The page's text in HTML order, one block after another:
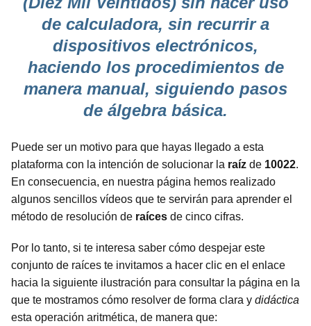
de calculadora, sin recurrir a
dispositivos electrónicos,
haciendo los procedimientos de
manera manual, siguiendo pasos
de álgebra básica.
Puede ser un motivo para que hayas llegado a esta
plataforma con la intención de solucionar la raíz de 10022.
En consecuencia, en nuestra página hemos realizado
algunos sencillos vídeos que te servirán para aprender el
método de resolución de raíces de cinco cifras.
Por lo tanto, si te interesa saber cómo despejar este
conjunto de raíces te invitamos a hacer clic en el enlace
hacia la siguiente ilustración para consultar la página en la
que te mostramos cómo resolver de forma clara y didáctica
esta operación aritmética, de manera que: